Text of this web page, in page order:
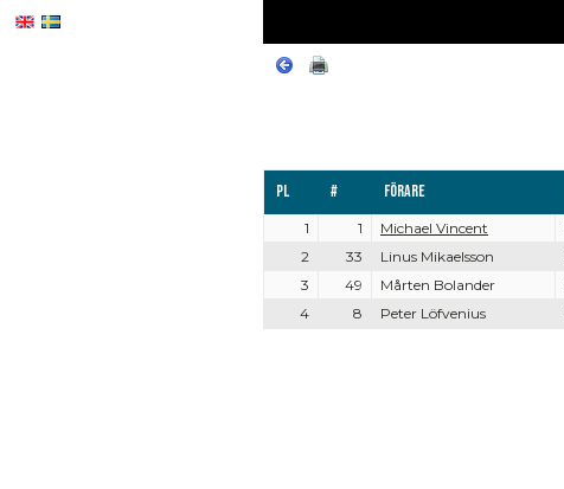
Pl # Förare
1 1 Michael Vincent
2
33 Linus Mikaelsson
3
49 Mårten Bolander
4
8 Peter Löfvenius